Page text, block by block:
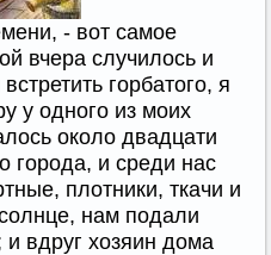
- вот самое
вчера случилось и
горбатого, я
у одного из моих
около двадцати
города, и среди нас
плотники, ткачи и
нам подали
вдруг хозяин дома